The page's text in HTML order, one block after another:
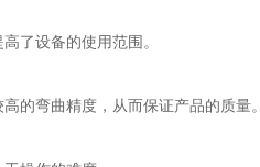
了设备的使用范围。
弯曲精度，从而保证产品的质量。